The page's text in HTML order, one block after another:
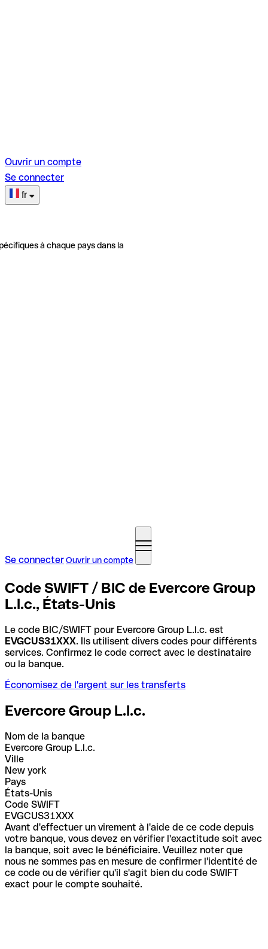
Ouvrir un compte
Se connecter
fr
à chaque pays dans la
Se connecterOuvrir un compte
Code SWIFT / BIC de Evercore Group
L.l.c., États-Unis
Le code BIC/SWIFT pour Evercore Group L.l.c. est
EVGCUS31XXX. Ils utilisent divers codes pour différents
services. Confirmez le code correct avec le destinataire
ou la banque.
Économisez de l'argent sur les transferts
Evercore Group L.l.c.
Nom de la banque
Evercore Group L.l.c.
Ville
New york
Pays
États-Unis
Code SWIFT
EVGCUS31XXX
Avant d'effectuer un virement à l'aide de ce code depuis
votre banque, vous devez en vérifier l'exactitude soit avec
la banque, soit avec le bénéficiaire. Veuillez noter que
nous ne sommes pas en mesure de confirmer l'identité de
ce code ou de vérifier qu'il s'agit bien du code SWIFT
exact pour le compte souhaité.